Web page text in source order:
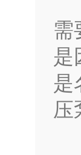
需
是
是
压